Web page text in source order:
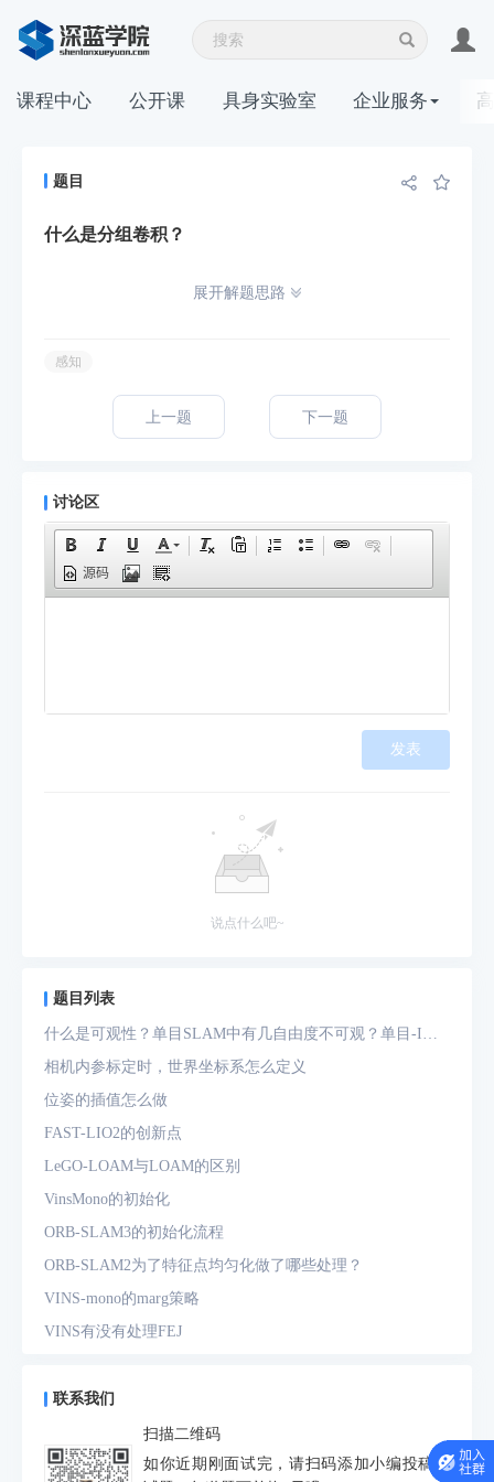
课程中心 公开课 具身实验室 企业服务
题目
什么是分组卷积？
展开解题思路
感知
上一题 下一题
讨论区
源码
发表
说点什么吧~
题目列表
什么是可观性？单目SLAM中有几自由度不可观？单目-IMU
系统中有几自由度不可观？
相机内参标定时，世界坐标系怎么定义
位姿的插值怎么做
FAST-LIO2的创新点
LeGO-LOAM与LOAM的区别
VinsMono的初始化
ORB-SLAM3的初始化流程
ORB-SLAM2为了特征点均匀化做了哪些处理？
VINS-mono的marg策略
VINS有没有处理FEJ
预积分中的bias如何处理
为什么要进行预积分
IMU测量方程是什么？噪声模型是什么？
联系我们
扫描二维码
如你近期刚面试完，请扫码添加小编投稿面